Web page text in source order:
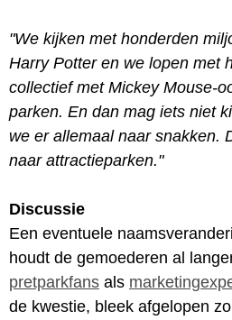
"We kijken met honderden
Harry Potter en we lopen met
collectief met Mickey Mouse-
parken. En dan mag iets niet
we er allemaal naar snakken.
naar attractieparken."
Discussie
Een eventuele
houdt de gemoederen al
pretparkfans als
de kwestie, bleek afgelopen